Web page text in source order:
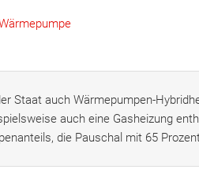
Staat auch Wärmepumpen-
auch eine Gasheizung
die Pauschal mit 65